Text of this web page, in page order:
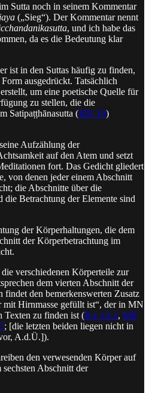
Sutta noch in seinem Kommentar
(„Sieg“). Der Kommentar nennt
, und ich habe das
da es die Bedeutung klar
ist in den Suttas häufig zu finden,
ausgedrückt. Tatsächlich
um eine poetische Quelle für
zu stellen, die die
Satipaṭṭhānasutta (MN 10)
Aufzählung der
auf den Atem und setzt
fort. Das Gedicht gliedert
von denen jeder einem Abschnitt
die Abschnitte über die
Betrachtung der Elemente sind
der Körperhaltungen, die dem
der Körperbetrachtung im
verschiedenen Körperteile zur
dem vierten Abschnitt der
findet den bemerkenswerten Zusatz
mit Hirnmasse gefüllt ist“, der in MN
Texten zu finden ist (Kp 3:1.1 , Mil
; [die letzten beiden liegen nicht in
A.d.Ü.]).
den verwesenden Körper auf
Abschnitt der